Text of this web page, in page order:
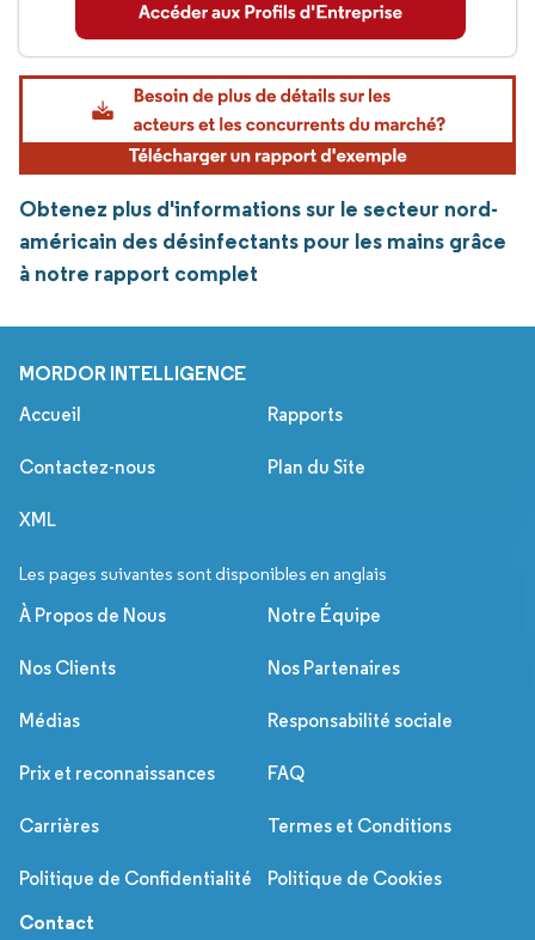
Obtenez plus d'informations sur le secteur nord-
américain des désinfectants pour les mains grâce
à notre rapport complet
MORDOR INTELLIGENCE
Accueil Rapports
Contactez-nous Plan du Site
XML
Les pages suivantes sont disponibles en anglais
À Propos de Nous Notre Équipe
Nos Clients Nos Partenaires
Médias Responsabilité sociale
Prix et reconnaissances FAQ
Carrières Termes et Conditions
Politique de Confidentialité Politique de Cookies
Contact